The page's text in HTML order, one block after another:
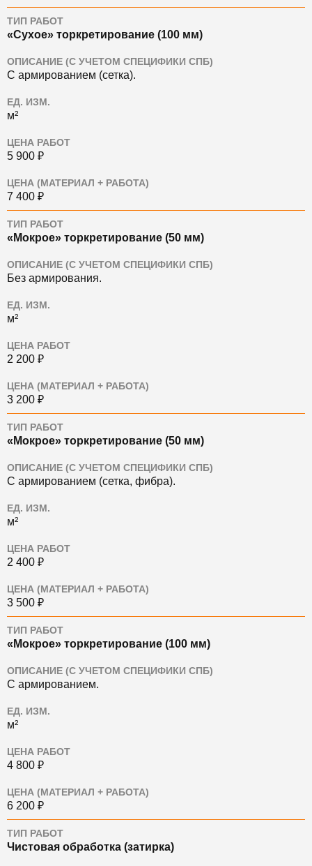
ТИП РАБОТ
«Сухое» торкретирование (100 мм)
ОПИСАНИЕ (С УЧЕТОМ СПЕЦИФИКИ СПБ)
С армированием (сетка).
ЕД. ИЗМ.
м²
ЦЕНА РАБОТ
5 900 ₽
ЦЕНА (МАТЕРИАЛ + РАБОТА)
7 400 ₽
ТИП РАБОТ
«Мокрое» торкретирование (50 мм)
ОПИСАНИЕ (С УЧЕТОМ СПЕЦИФИКИ СПБ)
Без армирования.
ЕД. ИЗМ.
м²
ЦЕНА РАБОТ
2 200 ₽
ЦЕНА (МАТЕРИАЛ + РАБОТА)
3 200 ₽
ТИП РАБОТ
«Мокрое» торкретирование (50 мм)
ОПИСАНИЕ (С УЧЕТОМ СПЕЦИФИКИ СПБ)
С армированием (сетка, фибра).
ЕД. ИЗМ.
м²
ЦЕНА РАБОТ
2 400 ₽
ЦЕНА (МАТЕРИАЛ + РАБОТА)
3 500 ₽
ТИП РАБОТ
«Мокрое» торкретирование (100 мм)
ОПИСАНИЕ (С УЧЕТОМ СПЕЦИФИКИ СПБ)
С армированием.
ЕД. ИЗМ.
м²
ЦЕНА РАБОТ
4 800 ₽
ЦЕНА (МАТЕРИАЛ + РАБОТА)
6 200 ₽
ТИП РАБОТ
Чистовая обработка (затирка)